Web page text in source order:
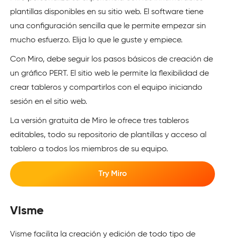
plantillas disponibles en su sitio web. El software tiene
una configuración sencilla que le permite empezar sin
mucho esfuerzo. Elija lo que le guste y empiece.
Con Miro, debe seguir los pasos básicos de creación de
un gráfico PERT. El sitio web le permite la flexibilidad de
crear tableros y compartirlos con el equipo iniciando
sesión en el sitio web.
La versión gratuita de Miro le ofrece tres tableros
editables, todo su repositorio de plantillas y acceso al
tablero a todos los miembros de su equipo.
Try Miro
Visme
Visme facilita la creación y edición de todo tipo de